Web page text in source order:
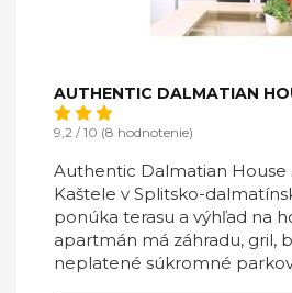
AUTHENTIC DALMATIAN
9,2 / 10 (8 hodnotenie)
Authentic Dalmatian House
Kaštele v Splitsko-
ponúka terasu a výhľad na
apartmán má záhradu, gril,
neplatené súkromné